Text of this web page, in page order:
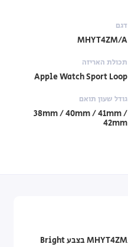
דגם
MHYT4ZM/A
תכולת האריזה
Apple Watch Sport Loop
גודל שעון תואם
38mm / 40mm / 41mm /
42mm
רצועה לשעון חכם Apple דגם MHYT4ZM/A בצבע Bright